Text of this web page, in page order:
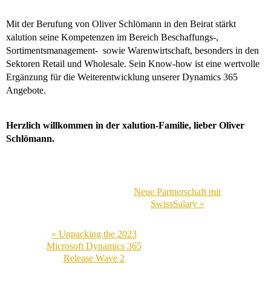
Mit der Berufung von Oliver Schlömann in den Beirat stärkt
xalution seine Kompetenzen im Bereich Beschaffungs-,
Sortimentsmanagement- sowie Warenwirtschaft, besonders in den
Sektoren Retail und Wholesale. Sein Know-how ist eine wertvolle
Ergänzung für die Weiterentwicklung unserer Dynamics 365
Angebote.
Herzlich willkommen in der xalution-Familie, lieber Oliver
Schlömann.
Neue Partnerschaft mit
SwissSalary »
« Unpacking the 2023
Microsoft Dynamics 365
Release Wave 2